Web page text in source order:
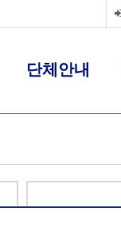
단체안내